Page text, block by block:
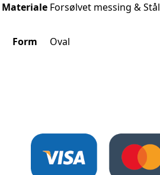
Materiale Forsølvet messing & Stål
Form Oval